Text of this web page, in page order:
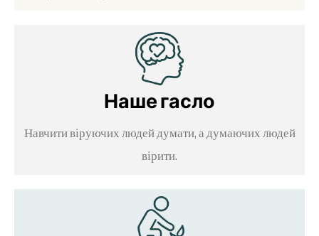
Наше гасло
Навчити віруючих людей думати, а думаючих людей
вірити.